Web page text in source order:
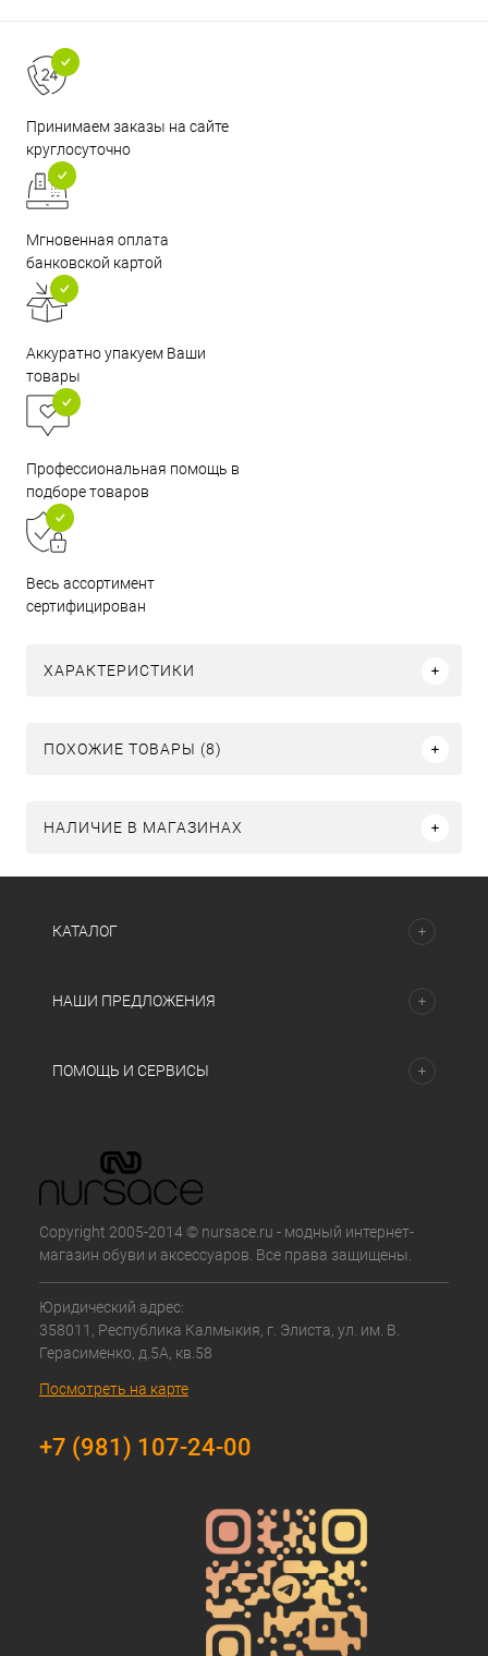
Принимаем заказы на сайте
круглосуточно
Мгновенная оплата
банковской картой
Аккуратно упакуем Ваши
товары
Профессиональная помощь в
подборе товаров
Весь ассортимент
сертифицирован
ХАРАКТЕРИСТИКИ
ПОХОЖИЕ ТОВАРЫ (8)
НАЛИЧИЕ В МАГАЗИНАХ
КАТАЛОГ
НАШИ ПРЕДЛОЖЕНИЯ
ПОМОЩЬ И СЕРВИСЫ
Copyright 2005-2014 © nursace.ru - модный интернет-
магазин обуви и аксессуаров. Все права защищены.
Юридический адрес:
358011, Республика Калмыкия, г. Элиста, ул. им. В.
Герасименко, д.5А, кв.58
Посмотреть на карте
+7 (981) 107-24-00